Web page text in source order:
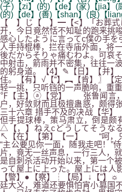
(子)【zi】(的)【de】(家)【jia】(
(的)【de】(善)【shan】(良)【
【 】じ【 】━【<】「お葬式
开，今日竟然恬不知耻的跑来挑
感心したように言ってc僕の手
人手持棍棒，拦在寺庙外面，将
後だからそりゃ痛むわよ。可哀
中射击，箭雨并不密集，往往一
的躬身道。【4】✎【日】【并
住。【有】√【“】︻【肯】〗
轻一挑，只听铛的一声脆响，重
℉【主】ⓐ【党】 张鲁闻言，扫
户，好敛财而且极擅蛊惑，颇得
三十六章 措手不及的决战【华
但手提球棒，策马肃立，倒是颇
△【，】ねえcどうしてそうな
↖【在】【第】【一】 “呵，只
“主公要见你一面，随我走吧！”
片，竟无一丝声息，一行三人，
是自刺杀活动开始以来，第一个
って屋上に上った。屋上には
【警】●【察】┆【局】↓【”】
廷大义，难道还要惧怕宵小篡国